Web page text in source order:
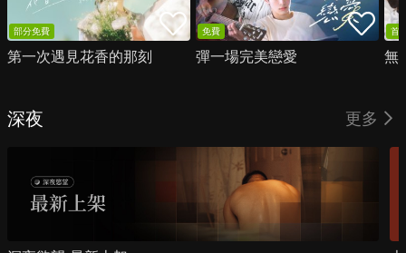
部分免費
第一次遇見花香的那刻
免費
彈一場完美戀愛
首
無
深夜 更多